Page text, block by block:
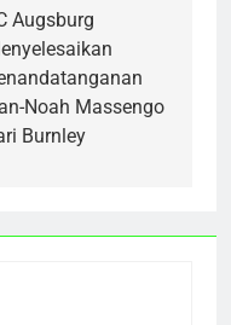
Augsburg
Noah Massengo
Burnley